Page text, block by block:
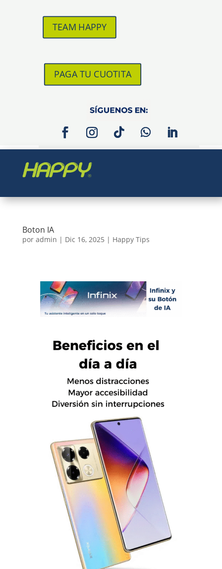
TEAM HAPPY
PAGA TU CUOTITA
Boton IA
por admin | Dic 16, 2025 | Happy Tips